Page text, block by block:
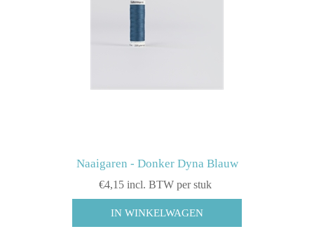
Naaigaren - Donker Dyna Blauw
€4,15 incl. BTW per stuk